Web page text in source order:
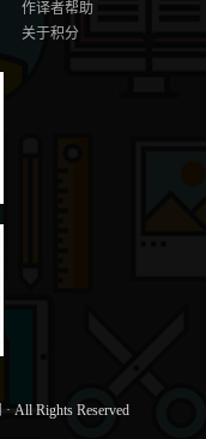
作译者帮助
关于积分
· All Rights Reserved